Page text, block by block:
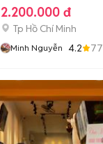
2.200.000 đ
Tp Hồ Chí Minh
Minh Nguyễn 4.2 77